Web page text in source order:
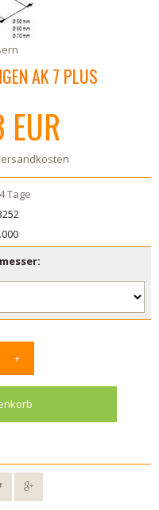
AK 7 PLUS
EUR
Tage
+